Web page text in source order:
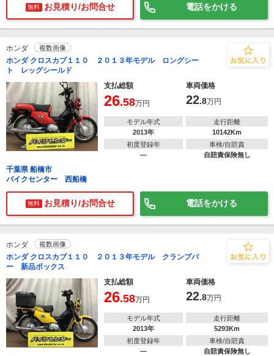
無料 お見積り/お問合せ 電話をかける
ホンダ 複数画像
ホンダ クロスカブ１１０ ２０１３年モデル ロングシー
ト レッグシールド
支払総額
車両価格
26.58万円 22.8万円
モデル年式
2013年
走行距離
10142Km
初度登録年
―
車検/自賠責
自賠責保険無し
千葉県 船橋市
バイクセンター 西船橋
無料 お見積り/お問合せ 電話をかける
ホンダ 複数画像
ホンダ クロスカブ１１０ ２０１３年モデル クランプバ
ー 新品ボックス
支払総額
車両価格
26.58万円 22.8万円
モデル年式
2013年
走行距離
5293Km
初度登録年
―
車検/自賠責
自賠責保険無し